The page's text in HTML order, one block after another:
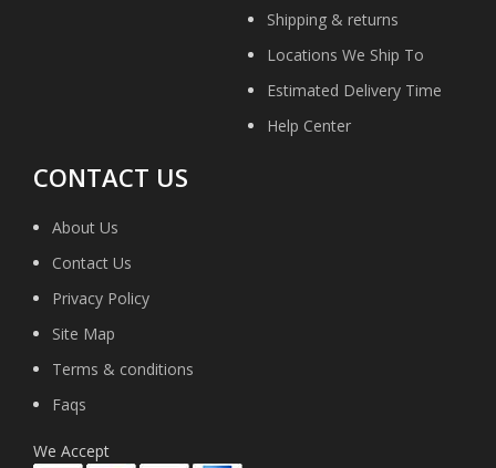
Shipping & returns
Locations We Ship To
Estimated Delivery Time
Help Center
CONTACT US
About Us
Contact Us
Privacy Policy
Site Map
Terms & conditions
Faqs
We Accept